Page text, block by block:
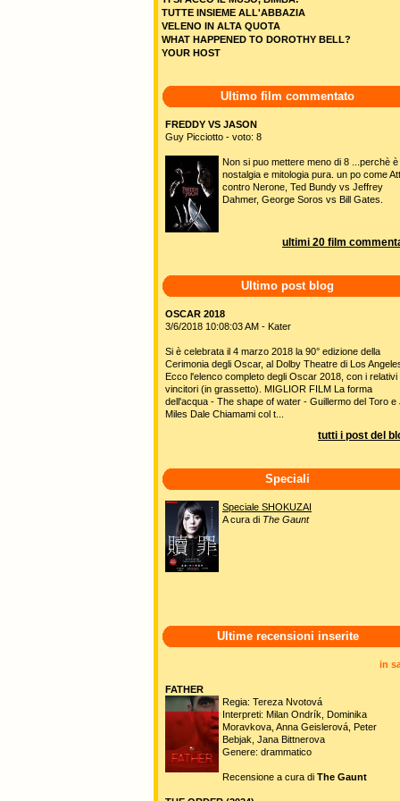
TUTTE INSIEME ALL'ABBAZIA
VELENO IN ALTA QUOTA
WHAT HAPPENED TO DOROTHY BELL?
YOUR HOST
Ultimo film commentato
FREDDY VS JASON
Guy Picciotto - voto: 8
Non si puo mettere meno di 8 ...perchè è
nostalgia e mitologia pura. un po come
contro Nerone, Ted Bundy vs Jeffrey
Dahmer, George Soros vs Bill Gates.
ultimi 20 film
Ultimo post blog
OSCAR 2018
3/6/2018 10:08:03 AM - Kater
Si è celebrata il 4 marzo 2018 la 90° edizione della
Cerimonia degli Oscar, al Dolby Theatre di Los
Ecco l'elenco completo degli Oscar 2018, con i relativi
vincitori (in grassetto). MIGLIOR FILM La forma
dell'acqua - The shape of water - Guillermo del Toro e
Miles Dale Chiamami col t...
tutti i post del
Speciali
Speciale SHOKUZAI
A cura di The Gaunt
Ultime recensioni inserite
in
FATHER
Regia: Tereza Nvotová
Interpreti: Milan Ondrík, Dominika
Moravkova, Anna Geislerová, Peter
Bebjak, Jana Bittnerova
Genere: drammatico
Recensione a cura di The Gaunt